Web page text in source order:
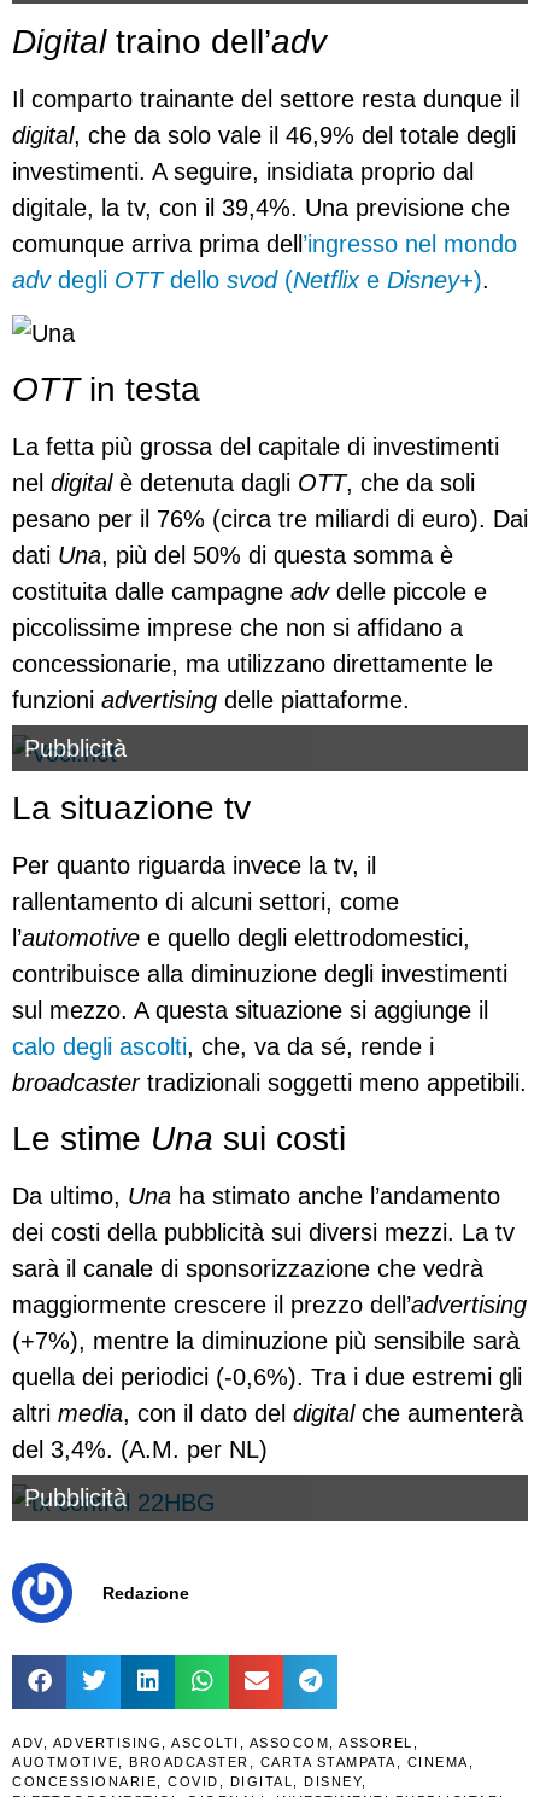
Digital traino dell’adv
Il comparto trainante del settore resta dunque il
digital, che da solo vale il 46,9% del totale degli
investimenti. A seguire, insidiata proprio dal
digitale, la tv, con il 39,4%. Una previsione che
comunque arriva prima dell ’ingresso nel mondo
adv degli OTTdello svod (Netflix e Disney+).
OTT in testa
La fetta più grossa del capitale di investimenti
nel digitalè detenuta dagli OTT, che da soli
pesano per il 76% (circa tre miliardi di euro). Dai
dati Una, più del 50% di questa somma è
costituita dalle campagne adv delle piccole e
piccolissime imprese che non si affidano a
concessionarie, ma utilizzano direttamente le
funzioni advertising delle piattaforme.
Pubblicità
La situazione tv
Per quanto riguarda invece la tv, il
rallentamento di alcuni settori, come
l’automotive e quello degli elettrodomestici,
contribuisce alla diminuzione degli investimenti
sul mezzo. A questa situazione si aggiunge il
calo degli ascolti, che, va da sé, rende i
broadcaster tradizionali soggetti meno appetibili.
Le stime Una sui costi
Da ultimo, Una ha stimato anche l’andamento
dei costi della pubblicità sui diversi mezzi. La tv
sarà il canale di sponsorizzazione che vedrà
maggiormente crescere il prezzo dell’advertising
(+7%), mentre la diminuzione più sensibile sarà
quella dei periodici (-0,6%). Tra i due estremi gli
altri media, con il dato del digital che aumenterà
del 3,4%. (A.M. per NL)
Pubblicità
Redazione
ADV, ADVERTISING ASCOLTI ASSOCOM ASSOREL
AUOTMOTIVE
BROADCASTER CARTA STAMPATA CINEMA
CONCESSIONARIE
COVID DIGITAL DISNEY